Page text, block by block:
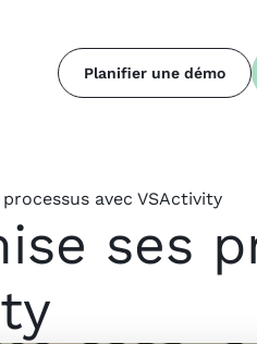
Planifier une démo
avec VSActivity
ses